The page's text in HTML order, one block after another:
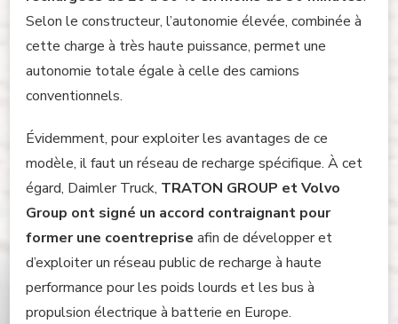
Selon le constructeur, l’autonomie élevée, combinée à
cette charge à très haute puissance, permet une
autonomie totale égale à celle des camions
conventionnels.
Évidemment, pour exploiter les avantages de ce
modèle, il faut un réseau de recharge spécifique. À cet
égard, Daimler Truck, TRATON GROUP et Volvo
Group ont signé un accord contraignant pour
former une coentreprise afin de développer et
d’exploiter un réseau public de recharge à haute
performance pour les poids lourds et les bus à
propulsion électrique à batterie en Europe.